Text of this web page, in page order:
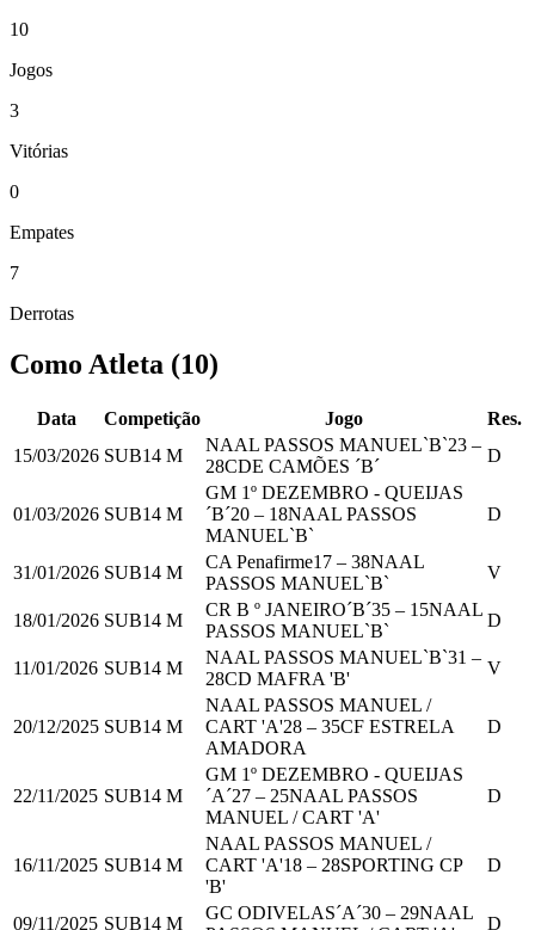
10
Jogos
3
Vitórias
0
Empates
7
Derrotas
Como Atleta (10)
Data Competição Jogo
Res.
15/03/2026 SUB14 M
NAAL PASSOS MANUEL`B`23 –
28CDE CAMÕES ´B´
D
01/03/2026 SUB14 M
GM 1º DEZEMBRO - QUEIJAS
´B´20 – 18NAAL PASSOS
MANUEL`B`
D
31/01/2026 SUB14 M
CA Penafirme17 – 38NAAL
PASSOS MANUEL`B`
V
18/01/2026 SUB14 M
CR B º JANEIRO´B´35 – 15NAAL
PASSOS MANUEL`B`
D
11/01/2026 SUB14 M
NAAL PASSOS MANUEL`B`31 –
28CD MAFRA 'B'
V
20/12/2025 SUB14 M
NAAL PASSOS MANUEL /
CART 'A'28 – 35CF ESTRELA
AMADORA
D
22/11/2025 SUB14 M
GM 1º DEZEMBRO - QUEIJAS
´A´27 – 25NAAL PASSOS
MANUEL / CART 'A'
D
16/11/2025 SUB14 M
NAAL PASSOS MANUEL /
CART 'A'18 – 28SPORTING CP
'B'
D
09/11/2025 SUB14 M
GC ODIVELAS´A´30 – 29NAAL
D